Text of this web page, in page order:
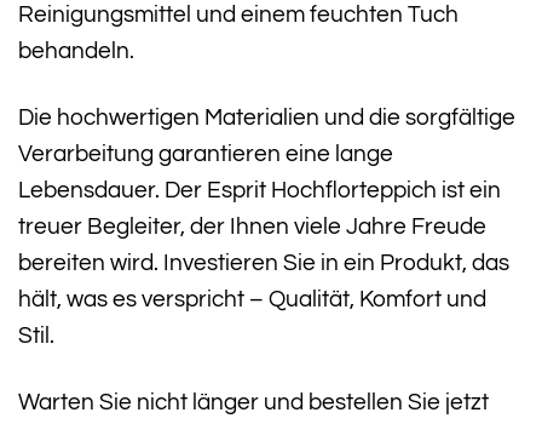
Reinigungsmittel und einem feuchten Tuch
behandeln.
Die hochwertigen Materialien und die sorgfältige
Verarbeitung garantieren eine lange
Lebensdauer. Der Esprit Hochflorteppich ist ein
treuer Begleiter, der Ihnen viele Jahre Freude
bereiten wird. Investieren Sie in ein Produkt, das
hält, was es verspricht – Qualität, Komfort und
Stil.
Warten Sie nicht länger und bestellen Sie jetzt